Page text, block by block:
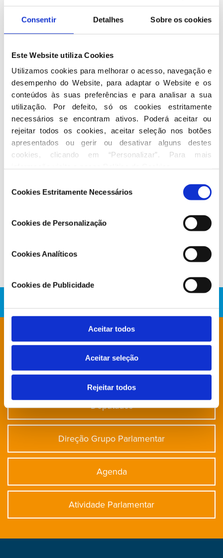
Consentir Detalhes Sobre os cookies
Este Website utiliza Cookies
Utilizamos cookies para melhorar o acesso, navegação e
desempenho do Website, para adaptar o Website e os
conteúdos às suas preferências e para analisar a sua
utilização. Por defeito, só os cookies estritamente
necessários se encontram ativos. Poderá aceitar ou
rejeitar todos os cookies, aceitar seleção nos botões
apresentados ou gerir ou desativar alguns destes
cookies, clicando em “Personalizar”. Para mais
deCookies Estritamente Necessários
Cookies de Personalização
Cookies Analíticos
Cookies de Publicidade
Aceitar todos
Aceitar seleção
Rejeitar todos
Organização Educativa
Professor do Ensino Básico e Secundário
Cargos que desempenha
Membro da Assembleia Municipal de Viseu
Seguir nas redes sociais
Alves
Está à procura de algo específico?
Notícias
Deputados
Direção Grupo Parlamentar
Agenda
Atividade Parlamentar